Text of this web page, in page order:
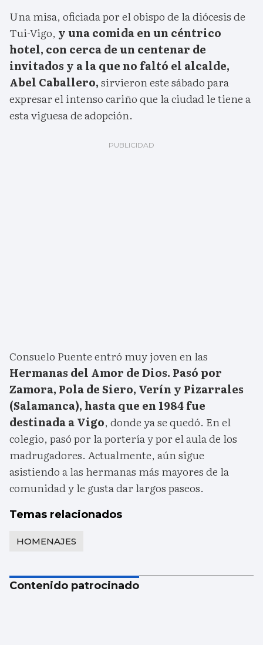
Una misa, oficiada por el obispo de la diócesis de
Tui-Vigo, y una comida en un céntrico
hotel, con cerca de un centenar de
invitados y a la que no faltó el alcalde,
Abel Caballero,sirvieron este sábado para
expresar el intenso cariño que la ciudad le tiene a
esta viguesa de adopción.
Consuelo Puente entró muy joven en las
Hermanas del Amor de Dios. Pasó por
Zamora, Pola de Siero, Verín y Pizarrales
(Salamanca), hasta que en 1984 fue
destinada a Vigo, donde ya se quedó. En el
colegio, pasó por la portería y por el aula de los
madrugadores. Actualmente, aún sigue
asistiendo a las hermanas más mayores de la
comunidad y le gusta dar largos paseos.
Temas relacionados
HOMENAJES
Contenido patrocinado